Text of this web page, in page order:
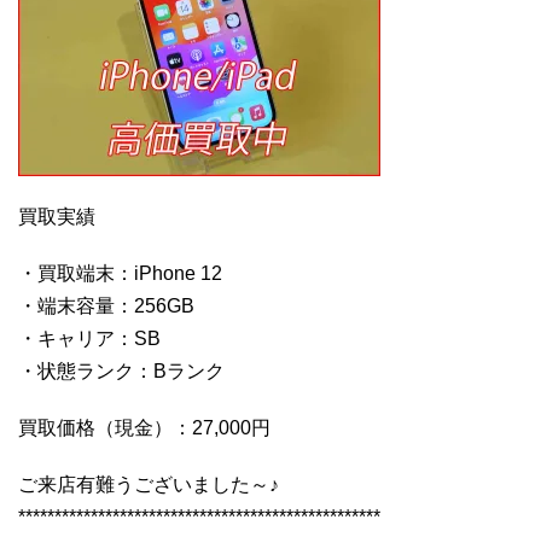
買取実績
・買取端末：iPhone 12
・端末容量：256GB
・キャリア：SB
・状態ランク：Bランク
買取価格（現金）：27,000円
ご来店有難うございました～♪
**************************************************